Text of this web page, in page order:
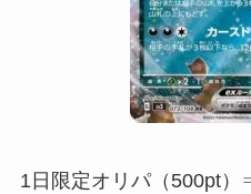
1日限定オリパ（500pt